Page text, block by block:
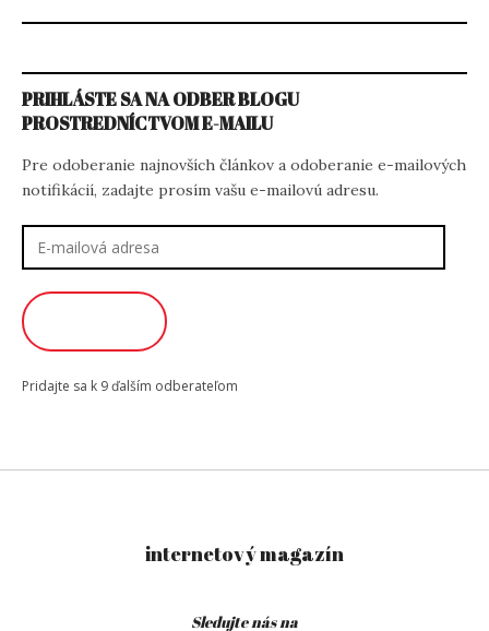
PRIHLÁSTE SA NA ODBER BLOGU
PROSTREDNÍCTVOM E-MAILU
Pre odoberanie najnovších článkov a odoberanie e-mailových
notifikácií, zadajte prosím vašu e-mailovú adresu.
adresa
Pridajte sa k 9 ďalším odberateľom
internetový magazín
Sledujte nás na